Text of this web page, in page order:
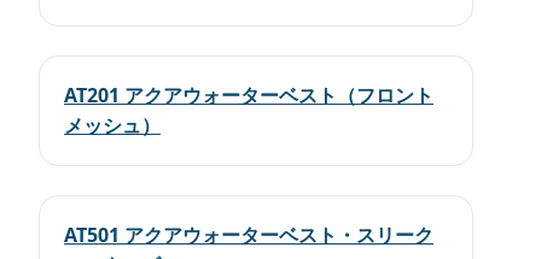
AT201 アクアウォーターベスト（フロント
メッシュ）
AT501 アクアウォーターベスト・スリーク